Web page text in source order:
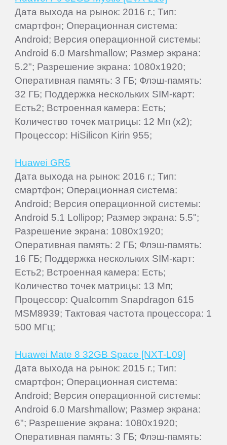
Дата выхода на рынок: 2016 г.; Тип:
смартфон; Операционная система:
Android; Версия операционной системы:
Android 6.0 Marshmallow; Размер экрана:
5.2"; Разрешение экрана: 1080x1920;
Оперативная память: 3 ГБ; Флэш-память:
32 ГБ; Поддержка нескольких SIM-карт:
Есть2; Встроенная камера: Есть;
Количество точек матрицы: 12 Мп (x2);
Процессор: HiSilicon Kirin 955;
Huawei GR5
Дата выхода на рынок: 2016 г.; Тип:
смартфон; Операционная система:
Android; Версия операционной системы:
Android 5.1 Lollipop; Размер экрана: 5.5";
Разрешение экрана: 1080x1920;
Оперативная память: 2 ГБ; Флэш-память:
16 ГБ; Поддержка нескольких SIM-карт:
Есть2; Встроенная камера: Есть;
Количество точек матрицы: 13 Мп;
Процессор: Qualcomm Snapdragon 615
MSM8939; Тактовая частота процессора: 1
500 МГц;
Huawei Mate 8 32GB Space [NXT-L09]
Дата выхода на рынок: 2015 г.; Тип:
смартфон; Операционная система:
Android; Версия операционной системы:
Android 6.0 Marshmallow; Размер экрана:
6"; Разрешение экрана: 1080x1920;
Оперативная память: 3 ГБ; Флэш-память: